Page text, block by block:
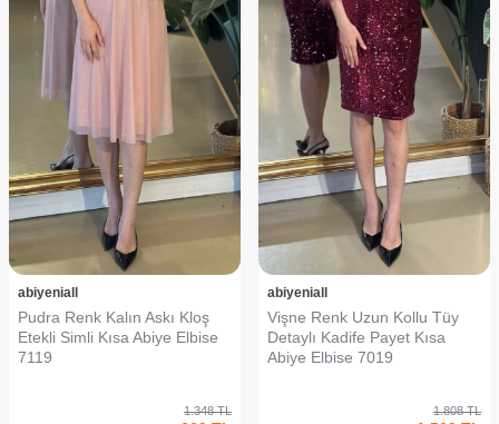
abiyeniall
Pudra Renk Kalın Askı Kloş
Etekli Simli Kısa Abiye Elbise
7119
1.348TL
abiyeniall
Vişne Renk Uzun Kollu Tüy
Detaylı Kadife Payet Kısa
Abiye Elbise 7019
1.808TL